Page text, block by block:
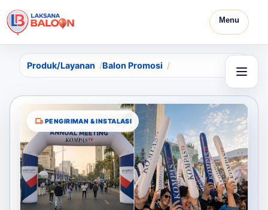
Menu
Produk/Layanan Balon Promosi
PENGIRIMAN & INSTALASI